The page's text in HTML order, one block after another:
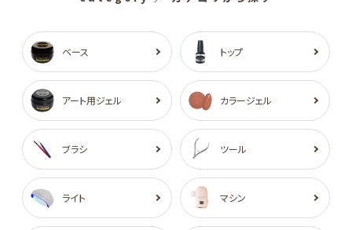
ベース トップ
アート用ジェル カラージェル
ブラシ ツール
ライト マシン